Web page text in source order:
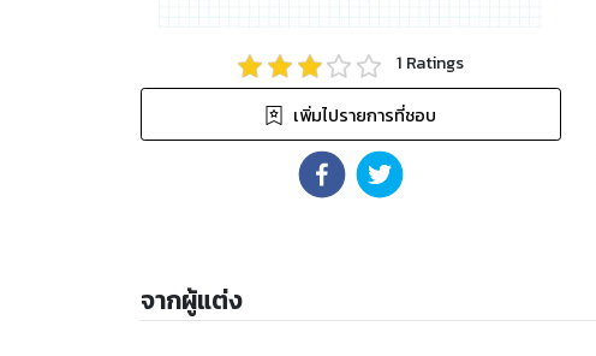
1 Ratings
เพิ่มไปรายการที่ชอบ
จากผู้แต่ง